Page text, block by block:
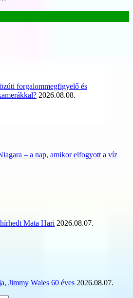
forgalommegfigyelő és
2026.08.08.
– a nap, amikor elfogyott a víz
Mata Hari 2026.08.07.
Jimmy Wales 60 éves 2026.08.07.